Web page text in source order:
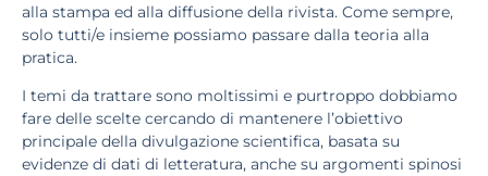
alla stampa ed alla diffusione della rivista. Come sempre,
solo tutti/e insieme possiamo passare dalla teoria alla
pratica.
I temi da trattare sono moltissimi e purtroppo dobbiamo
fare delle scelte cercando di mantenere l’obiettivo
principale della divulgazione scientifica, basata su
evidenze di dati di letteratura, anche su argomenti spinosi